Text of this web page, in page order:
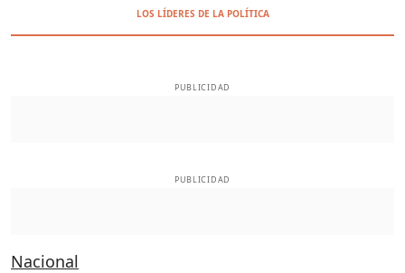
LOS LÍDERES DE LA POLÍTICA
PUBLICIDAD
PUBLICIDAD
Nacional